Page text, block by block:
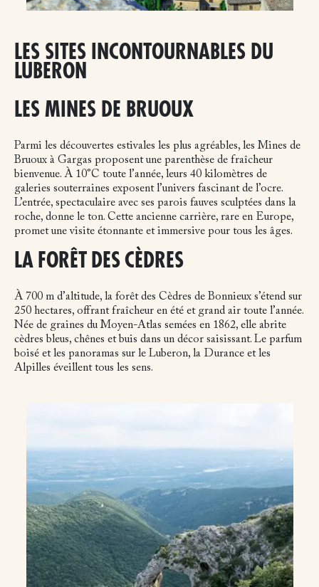
LES SITES INCONTOURNABLES DU
LUBERON
LES MINES DE BRUOUX
Parmi les découvertes estivales les plus agréables, les Mines de
Bruoux à Gargas proposent une parenthèse de fraîcheur
bienvenue. À 10°C toute l’année, leurs 40 kilomètres de
galeries souterraines exposent l’univers fascinant de l’ocre.
L’entrée, spectaculaire avec ses parois fauves sculptées dans la
roche, donne le ton. Cette ancienne carrière, rare en Europe,
promet une visite étonnante et immersive pour tous les âges.
LA FORÊT DES CÈDRES
À 700 m d’altitude, la forêt des Cèdres de Bonnieux s’étend sur
250 hectares, offrant fraîcheur en été et grand air toute l’année.
Née de graines du Moyen-Atlas semées en 1862, elle abrite
cèdres bleus, chênes et buis dans un décor saisissant. Le parfum
boisé et les panoramas sur le Luberon, la Durance et les
Alpilles éveillent tous les sens.